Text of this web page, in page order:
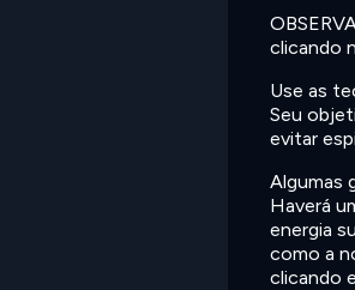
clicando
Use as
Seu
evitar
Algumas
Haverá
energia
como a
clicando